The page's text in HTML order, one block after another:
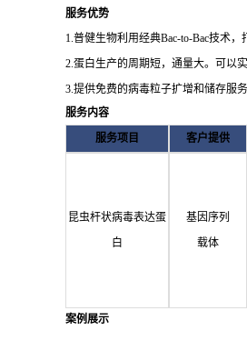
服务优势
1.普健生物利用经典Bac-to-Bac技术
2.蛋白生产的周期短，通量大。可以
3.提供免费的病毒粒子扩增和储存服
服务内容
服务项目 客户提供
昆虫杆状病毒表达蛋
白
基因序列
载体
案例展示